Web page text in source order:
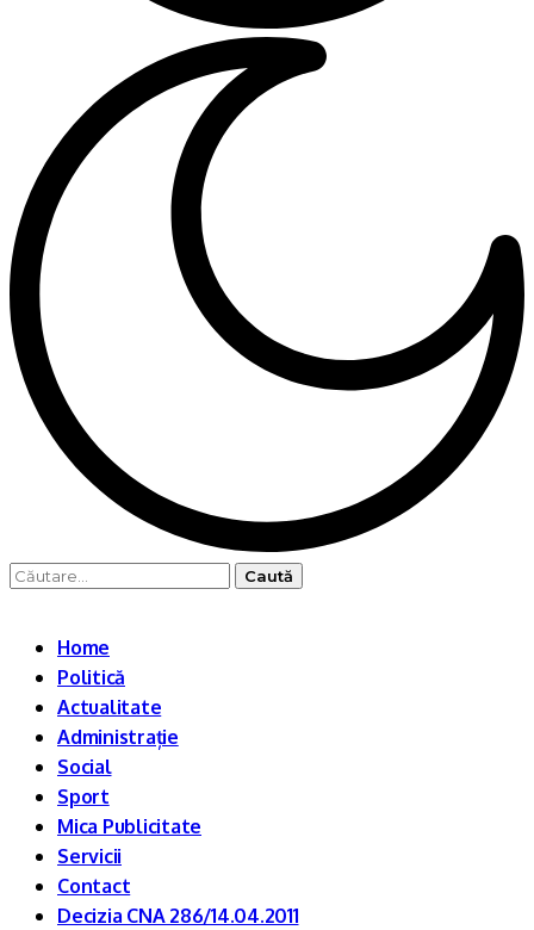
Caută
Home
Politică
Actualitate
Administrație
Social
Sport
Mica Publicitate
Servicii
Contact
Decizia CNA 286/14.04.2011